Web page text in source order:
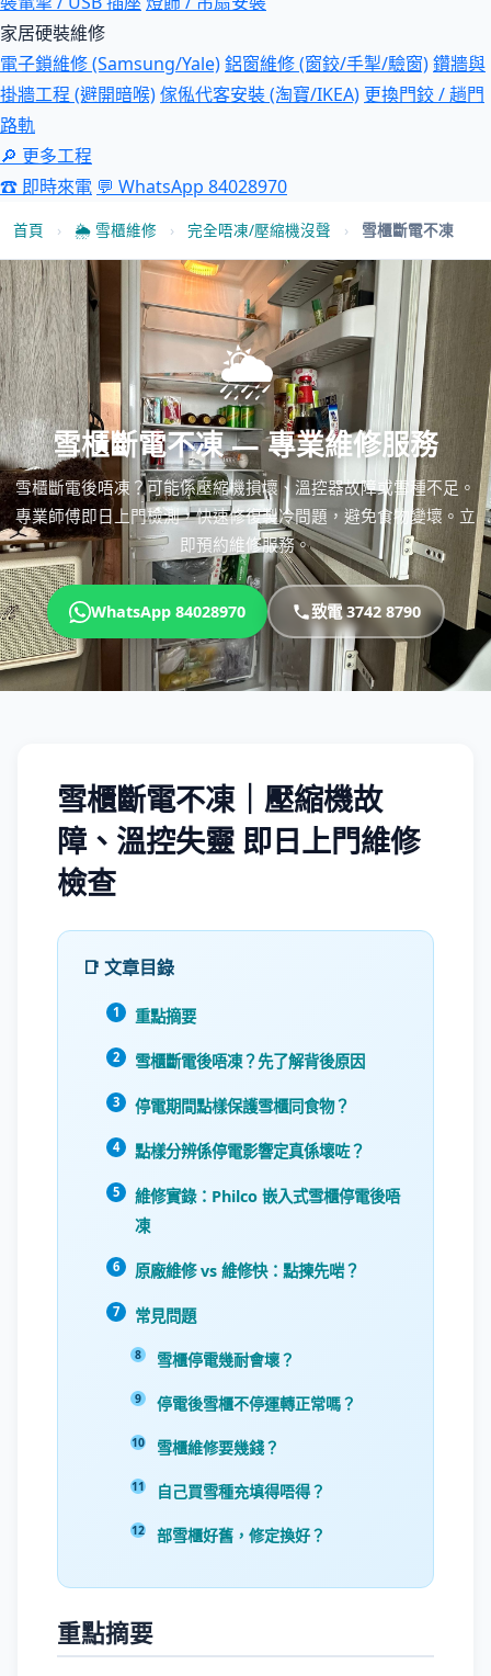
家居硬裝維修
電子鎖維修 (Samsung/Yale)鋁窗維修 (窗鉸/手掣/驗窗)鑽牆與
掛牆工程 (避開暗喉)傢俬代客安裝 (淘寶/IKEA) 更換門鉸 / 趟門
路軌
🔎 更多工程
☎ 即時來電 💬 WhatsApp 84028970
首頁 › 🌦 雪櫃維修 › 完全唔凍/壓縮機沒聲 › 雪櫃斷電不凍
🌦
雪櫃斷電不凍 — 專業維修服務
雪櫃斷電後唔凍？可能係壓縮機損壞、溫控器故障或雪種不足。
專業師傅即日上門檢測，快速修復製冷問題，避免食物變壞。立
即預約維修服務。
WhatsApp 84028970 致電 3742 8790
雪櫃斷電不凍｜壓縮機故
障、溫控失靈 即日上門維修
檢查
📑 文章目錄
重點摘要
雪櫃斷電後唔凍？先了解背後原因
停電期間點樣保護雪櫃同食物？
點樣分辨係停電影響定真係壞咗？
維修實錄：Philco 嵌入式雪櫃停電後唔
凍
原廠維修 vs 維修快：點揀先啱？
常見問題
雪櫃停電幾耐會壞？
停電後雪櫃不停運轉正常嗎？
雪櫃維修要幾錢？
自己買雪種充填得唔得？
部雪櫃好舊，修定換好？
重點摘要